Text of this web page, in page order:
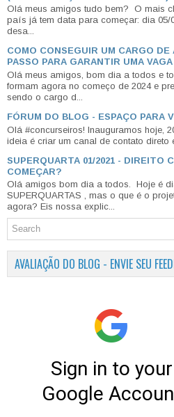
Olá meus amigos tudo bem? O mais
país já tem data para começar: dia 05/
desa...
COMO CONSEGUIR UM CARGO DE
PASSO PARA GARANTIR UMA VAGA
Olá meus amigos, bom dia a todos e
formam agora no começo de 2024 e
sendo o cargo d...
FÓRUM DO BLOG - ESPAÇO PARA
Olá #concurseiros! Inauguramos hoje,
ideia é criar um canal de contato direto
SUPERQUARTA 01/2021 - DIREITO
COMEÇAR?
Olá amigos bom dia a todos. Hoje é
SUPERQUARTAS , mas o que é o
agora? Eis nossa explic...
AVALIAÇÃO DO BLOG - ENVIE SEU